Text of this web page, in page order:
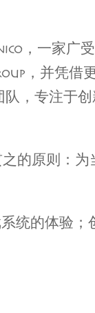
，一家广
，并凭借
，专注于创
的原则：
统的体验；